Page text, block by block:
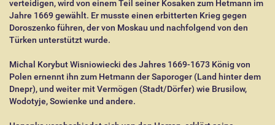
verteidigen, wird von einem Teil seiner Kosaken zum Hetmann im
Jahre 1669 gewählt. Er musste einen erbitterten Krieg gegen
Doroszenko führen, der von Moskau und nachfolgend von den
Türken unterstützt wurde.
Michal Korybut Wisniowiecki des Jahres 1669-1673 König von
Polen ernennt ihn zum Hetmann der Saporoger (Land hinter dem
Dnepr), und weiter mit Vermögen (Stadt/Dörfer) wie Brusilow,
Wodotyje, Sowienke und andere.